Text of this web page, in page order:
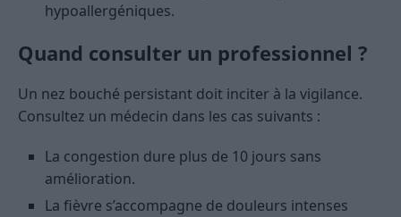
hypoallergéniques.
Quand consulter un professionnel ?
Un nez bouché persistant doit inciter à la vigilance.
Consultez un médecin dans les cas suivants :
La congestion dure plus de 10 jours sans
amélioration.
La fièvre s’accompagne de douleurs intenses